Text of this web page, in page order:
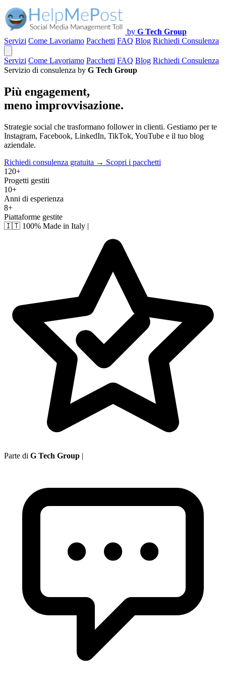
by G Tech Group
Servizi Come Lavoriamo Pacchetti FAQ Blog Richiedi Consulenza
Servizi Come Lavoriamo Pacchetti FAQ Blog Richiedi Consulenza
Servizio di consulenza by G Tech Group
Più engagement,
meno improvvisazione.
Strategie social che trasformano follower in clienti. Gestiamo per te
Instagram, Facebook, LinkedIn, TikTok, YouTube e il tuo blog
aziendale.
Richiedi consulenza gratuita → Scopri i pacchetti
120+
Progetti gestiti
10+
Anni di esperienza
8+
Piattaforme gestite
🇮🇹 100% Made in Italy |
Parte di G Tech Group |